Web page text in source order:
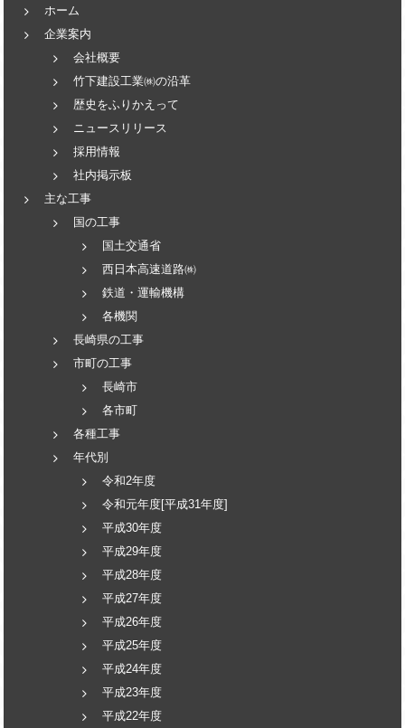
ホーム
企業案内
会社概要
竹下建設工業㈱の沿革
歴史をふりかえって
ニュースリリース
採用情報
社内掲示板
主な工事
国の工事
国土交通省
西日本高速道路㈱
鉄道・運輸機構
各機関
長崎県の工事
市町の工事
長崎市
各市町
各種工事
年代別
令和2年度
令和元年度[平成31年度]
平成30年度
平成29年度
平成28年度
平成27年度
平成26年度
平成25年度
平成24年度
平成23年度
平成22年度